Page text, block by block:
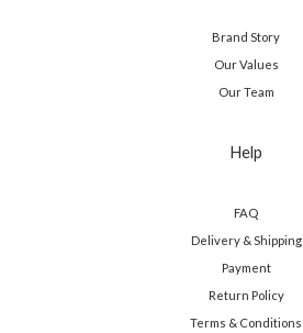
Brand Story
Our Values
Our Team
Help
FAQ
Delivery & Shipping
Payment
Return Policy
Terms & Conditions